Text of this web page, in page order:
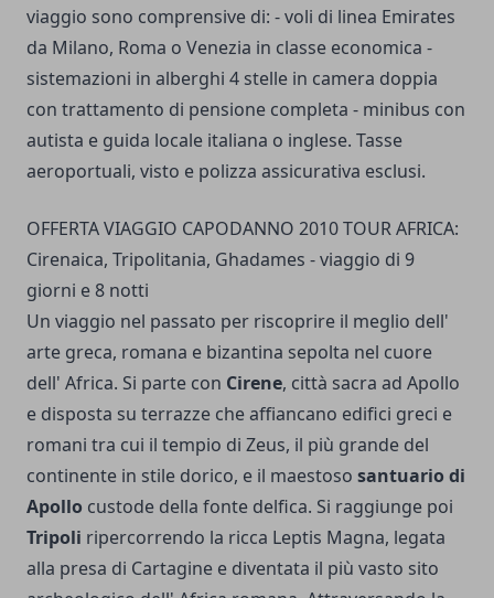
viaggio sono comprensive di: - voli di linea Emirates
da Milano, Roma o Venezia in classe economica -
sistemazioni in alberghi 4 stelle in camera doppia
con trattamento di pensione completa - minibus con
autista e guida locale italiana o inglese. Tasse
aeroportuali, visto e polizza assicurativa esclusi.
OFFERTA VIAGGIO CAPODANNO 2010 TOUR AFRICA:
Cirenaica, Tripolitania, Ghadames - viaggio di 9
giorni e 8 notti
Un viaggio nel passato per riscoprire il meglio dell'
arte greca, romana e bizantina sepolta nel cuore
dell' Africa. Si parte con Cirene, città sacra ad Apollo
e disposta su terrazze che affiancano edifici greci e
romani tra cui il tempio di Zeus, il più grande del
continente in stile dorico, e il maestoso santuario di
Apollo custode della fonte delfica. Si raggiunge poi
Tripoli ripercorrendo la ricca Leptis Magna, legata
alla presa di Cartagine e diventata il più vasto sito